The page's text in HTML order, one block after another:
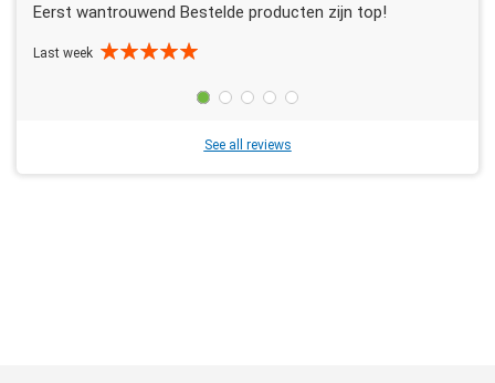
Eerst wantrouwend Bestelde producten zijn top!
Last week
See all reviews